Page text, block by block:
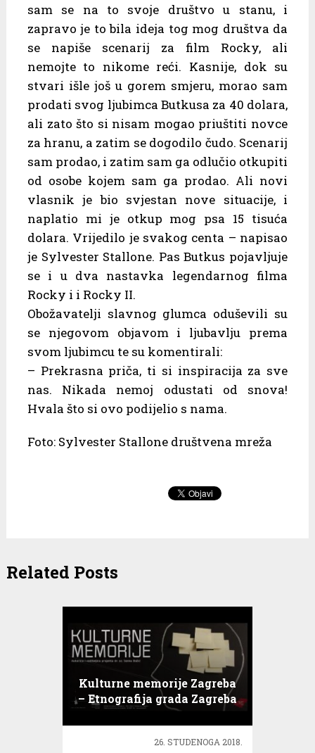
sam se na to svoje društvo u stanu, i
zapravo je to bila ideja tog mog društva da
se napiše scenarij za film Rocky, ali
nemojte to nikome reći. Kasnije, dok su
stvari išle još u gorem smjeru, morao sam
prodati svog ljubimca Butkusa za 40 dolara,
ali zato što si nisam mogao priuštiti novce
za hranu, a zatim se dogodilo čudo. Scenarij
sam prodao, i zatim sam ga odlučio otkupiti
od osobe kojem sam ga prodao. Ali novi
vlasnik je bio svjestan nove situacije, i
naplatio mi je otkup mog psa 15 tisuća
dolara. Vrijedilo je svakog centa – napisao
je Sylvester Stallone. Pas Butkus pojavljuje
se i u dva nastavka legendarnog filma
Rocky i i Rocky II.
Obožavatelji slavnog glumca oduševili su
se njegovom objavom i ljubavlju prema
svom ljubimcu te su komentirali:
– Prekrasna priča, ti si inspiracija za sve
nas. Nikada nemoj odustati od snova!
Hvala što si ovo podijelio s nama.
Foto: Sylvester Stallone društvena mreža
Related Posts
Kulturne memorije Zagreba
– Etnografija grada Zagreba
26. STUDENOGA 2018.